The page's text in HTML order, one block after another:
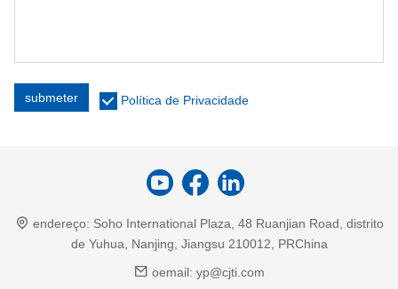
submeter Política de Privacidade
endereço: Soho International Plaza, 48 Ruanjian Road, distrito
de Yuhua, Nanjing, Jiangsu 210012, PRChina
oemail: yp@cjti.com